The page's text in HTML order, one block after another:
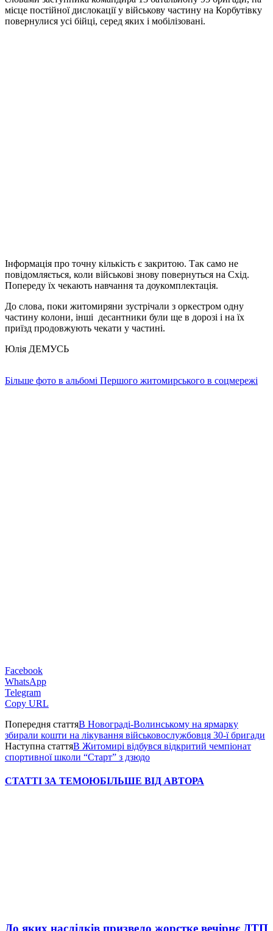
місце постійної дислокації у військову частину на Корбутівку
повернулися усі бійці, серед яких і мобілізовані.
Інформація про точну кількість є закритою. Так само не
повідомляється, коли військові знову повернуться на Схід.
Попереду їх чекають навчання та доукомплектація.
До слова, поки житомиряни зустрічали з оркестром одну
частину колони, інші десантники були ще в дорозі і на їх
приїзд продовжують чекати у частині.
Юлія ДЕМУСЬ
Більше фото в альбомі Першого житомирського в соцмережі
Facebook
WhatsApp
Telegram
Copy URL
Попередня статтяВ Новограді-Волинському на ярмарку
збирали кошти на лікування військовослужбовця 30-ї бригади
Наступна статтяВ Житомирі відбувся відкритий чемпіонат
спортивної школи “Старт” з дзюдо
СТАТТІ ЗА ТЕМОЮБІЛЬШЕ ВІД АВТОРА
До яких наслідків призвело жорстке вечірнє ДТП